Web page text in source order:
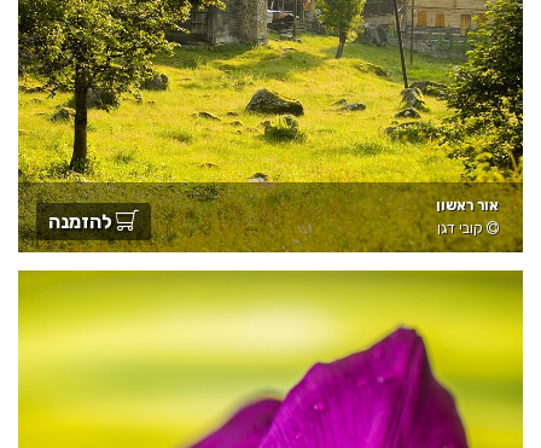
אור ראשון
קובי דגן
להזמנה